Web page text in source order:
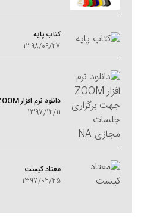
کتاب پایه
1398/09/27
دانلود نرم افزار ZOOM جهت برگزاری جلسات مجازی NA
1397/12/11
معتاد کيست
1397/02/25